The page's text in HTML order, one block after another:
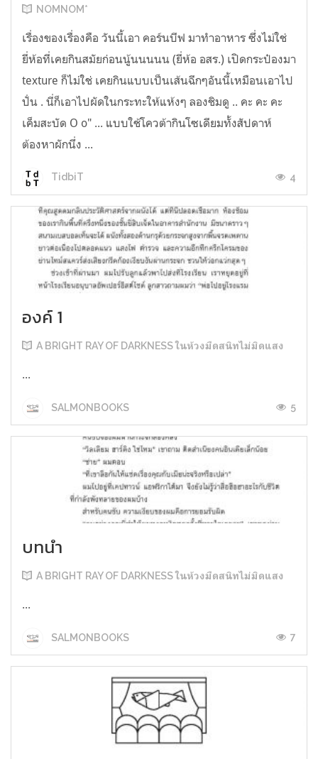
NOMNOM*
เรื่องของเรื่องคือ วันนี้เอา คอร์นบีฟ มาทำอาหาร ซึ่งไม่ใช่
ยี่ห้อที่เคยกินสมัยก่อนนู้นนนนน (ยี่ห้อ อสร.) เปิดกระป๋องมา
texture ก็ไม่ใช่ เคยกินแบบเป็นเส้นฉีกๆอันนี้เหมือนเอาไป
ปั่น . นี่ก็เอาไปผัดในกระทะให้แห้งๆ ลองชิมดู .. คะ คะ คะ
เค็มสะบัด O o" ... แบบใช้โควต้ากินโซเดียมทั้งสัปดาห์
ต้องหาผักนึ่ง ...
TidbiT 4
องค์ 1
A BRIGHT RAY OF DARKNESS ในห้วงมืดสนิทไม่มิดแสง
...
SALMONBOOKS 5
บทนำ
A BRIGHT RAY OF DARKNESS ในห้วงมืดสนิทไม่มิดแสง
...
SALMONBOOKS 7